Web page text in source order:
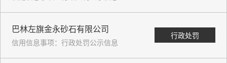
巴林左旗金永砂石有限公司
信用信息事项：行政处罚公示信息
行政处罚